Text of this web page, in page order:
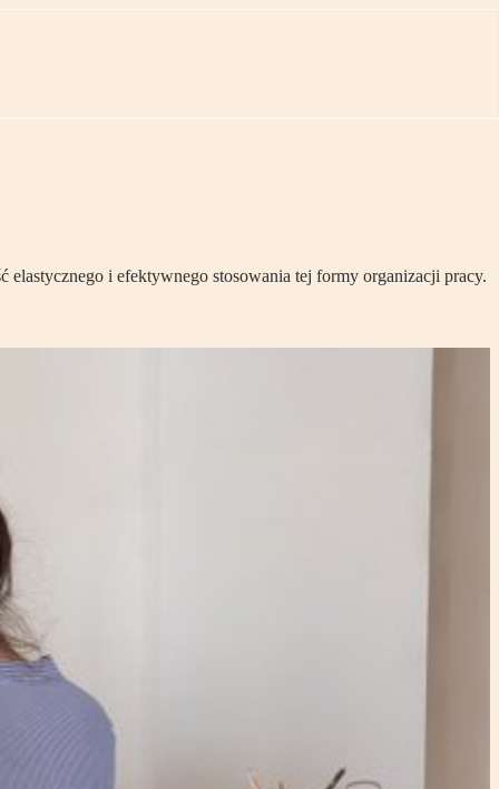
elastycznego i efektywnego stosowania tej formy organizacji pracy.